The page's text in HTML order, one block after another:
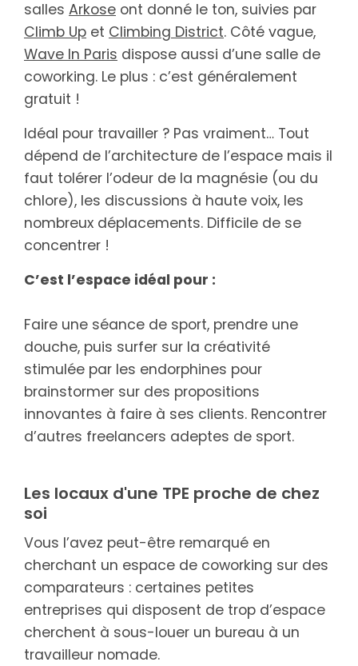
salles Arkose ont donné le ton, suivies par
Climb Up et Climbing District. Côté vague,
Wave In Paris dispose aussi d’une salle de
coworking. Le plus : c’est généralement
gratuit !
Idéal pour travailler ? Pas vraiment… Tout
dépend de l’architecture de l’espace mais il
faut tolérer l’odeur de la magnésie (ou du
chlore), les discussions à haute voix, les
nombreux déplacements. Difficile de se
concentrer !
C’est l’espace idéal pour :
Faire une séance de sport, prendre une
douche, puis surfer sur la créativité
stimulée par les endorphines pour
brainstormer sur des propositions
innovantes à faire à ses clients. Rencontrer
d’autres freelancers adeptes de sport.
Les locaux d'une TPE proche de chez
soi
Vous l’avez peut-être remarqué en
cherchant un espace de coworking sur des
comparateurs : certaines petites
entreprises qui disposent de trop d’espace
cherchent à sous-louer un bureau à un
travailleur nomade.